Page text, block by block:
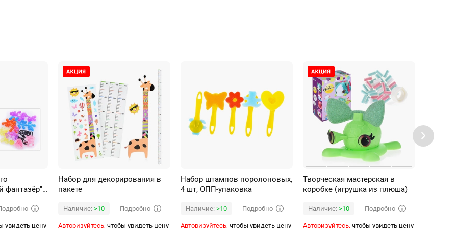
фантазёр"в
увидеть цену
Набор для декорирования в
пакете
Наличие: >10 Подробно
Авторизуйтесь, чтобы увидеть цену
Набор штампов поролоновых,
4 шт, ОПП-упаковка
Наличие: >10 Подробно
Авторизуйтесь, чтобы увидеть цену
Творческая мастерская в
коробке (игрушка из плюша)
Наличие: >10 Подробно
Авторизуйтесь, чтобы увидеть цену